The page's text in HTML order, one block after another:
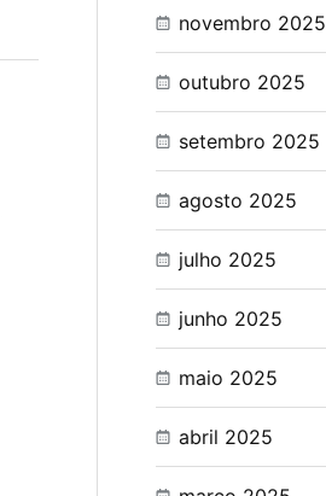
novembro 2025
outubro 2025
setembro 2025
agosto 2025
julho 2025
junho 2025
maio 2025
abril 2025